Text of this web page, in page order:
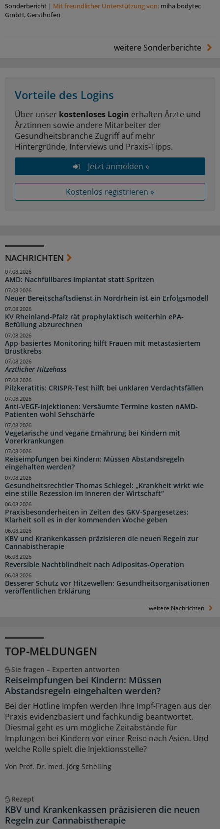
Sonderbericht | Mit freundlicher Unterstützung von: miha bodytec
GmbH, Gersthofen
weitere Sonderberichte
Vorteile des Logins
Über unser kostenloses Login erhalten Ärzte und
Ärztinnen sowie andere Mitarbeiter der
Gesundheitsbranche Zugriff auf mehr
Hintergründe, Interviews und Praxis-Tipps.
Jetzt anmelden »
Kostenlos registrieren »
NACHRICHTEN
AMD: Nachfüllbares Implantat statt Spritzen
07.08.2026
Neuer Bereitschaftsdienst in Nordrhein ist ein Erfolgsmodell
07.08.2026
KV Rheinland-Pfalz rät prophylaktisch weiterhin ePA-
Befüllung abzurechnen
07.08.2026
App-basiertes Monitoring hilft Frauen mit metastasiertem
Brustkrebs
07.08.2026
Ärztlicher Hitzehass
07.08.2026
Pilzkeratitis: CRISPR-Test hilft bei unklaren Verdachtsfällen
07.08.2026
Anti-VEGF-Injektionen: Versäumte Termine kosten nAMD-
Patienten wohl Sehschärfe
07.08.2026
Vegetarische und vegane Ernährung bei Kindern mit
Vorerkrankungen
07.08.2026
Reiseimpfungen bei Kindern: Müssen Abstandsregeln
eingehalten werden?
07.08.2026
Gesundheitsrechtler Thomas Schlegel: „Krankheit wirkt wie
eine stille Rezession im Inneren der Wirtschaft“
07.08.2026
Praxisbesonderheiten in Zeiten des GKV-Spargesetzes:
Klarheit soll es in der kommenden Woche geben
06.08.2026
KBV und Krankenkassen präzisieren die neuen Regeln zur
Cannabistherapie
06.08.2026
Reversible Nachtblindheit nach Adipositas-Operation
06.08.2026
Besserer Schutz vor Hitzewellen: Gesundheitsorganisationen
veröffentlichen Erklärung
06.08.2026
weitere Nachrichten
TOP-MELDUNGEN
Sie fragen – Experten antworten
Reiseimpfungen bei Kindern: Müssen
Abstandsregeln eingehalten werden?
Bei der Hotline Impfen werden Ihre Impf-Fragen aus der
Praxis evidenzbasiert und fachkundig beantwortet.
Diesmal geht es um mögliche Zeitabstände für
Impfungen bei Kindern vor einer Reise nach Asien. Und
welche Rolle spielt die Injektionsstelle?
Von Prof. Dr. med. Jörg Schelling
Rezept
KBV und Krankenkassen präzisieren die neuen
Regeln zur Cannabistherapie